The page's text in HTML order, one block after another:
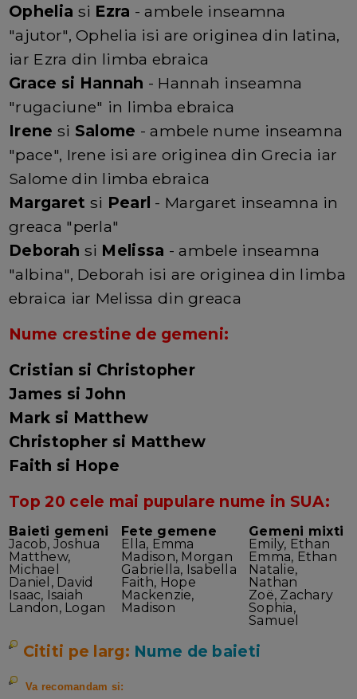
Ophelia si Ezra - ambele inseamna
"ajutor", Ophelia isi are originea din latina,
iar Ezra din limba ebraica
Grace si Hannah - Hannah inseamna
"rugaciune" in limba ebraica
Irene si Salome - ambele nume inseamna
"pace", Irene isi are originea din Grecia iar
Salome din limba ebraica
Margaret si Pearl - Margaret inseamna in
greaca "perla"
Deborah si Melissa - ambele inseamna
"albina", Deborah isi are originea din limba
ebraica iar Melissa din greaca
Nume crestine de gemeni:
Cristian si Christopher
James si John
Mark si Matthew
Christopher si Matthew
Faith si Hope
Top 20 cele mai pupulare nume in SUA:
Baieti gemeni Fete gemene
Gemeni mixti
Jacob, Joshua
Matthew,
Michael
Daniel, David
Isaac, Isaiah
Landon, Logan
Ella, Emma
Madison, Morgan
Gabriella, Isabella
Faith, Hope
Mackenzie,
Madison
Emily, Ethan
Emma, Ethan
Natalie,
Nathan
Zoë, Zachary
Sophia,
Samuel
Cititi pe larg: Nume de baieti
Va recomandam si: